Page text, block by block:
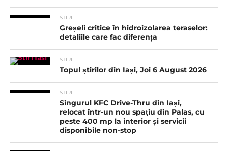
STIRI
Greșeli critice în hidroizolarea teraselor:
detaliile care fac diferența
STIRI
Topul știrilor din Iași, Joi 6 August 2026
STIRI
Singurul KFC Drive-Thru din Iași,
relocat într-un nou spaţiu din Palas, cu
peste 400 mp la interior și servicii
disponibile non-stop